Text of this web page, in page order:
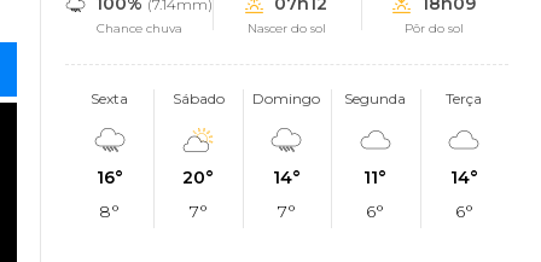
(7.14mm)
Chance chuva Nascer do sol Pôr do sol
Sexta
16°
8°
Sábado
20°
7°
Domingo
14°
7°
Segunda
11°
6°
Terça
14°
6°